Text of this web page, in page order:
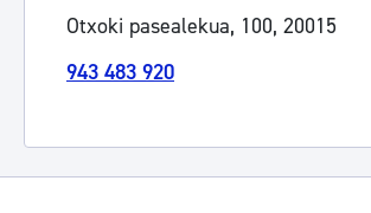
Otxoki pasealekua, 100, 20015
943 483 920